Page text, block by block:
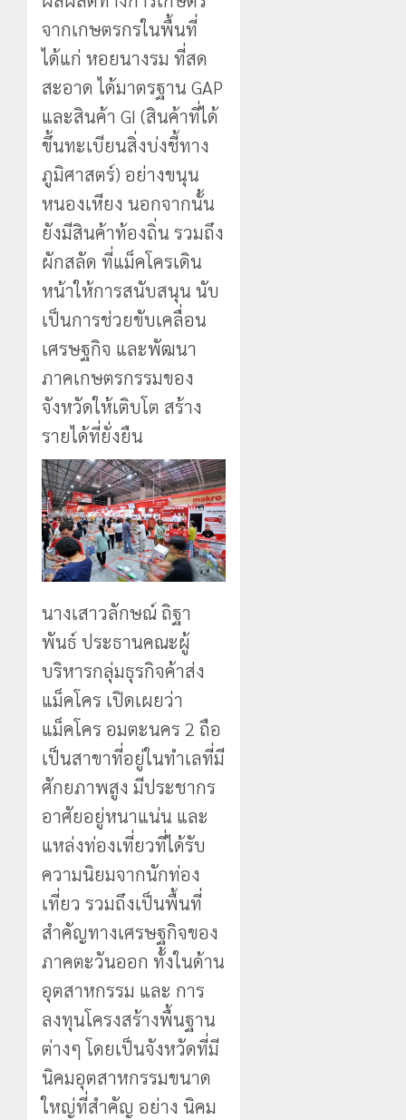
จากเกษตรกรในพื้นที่
ได้แก่ หอยนางรม ที่สด
สะอาด ได้มาตรฐาน GAP
และสินค้า GI (สินค้าที่ได้
ขึ้นทะเบียนสิ่งบ่งชี้ทาง
ภูมิศาสตร์) อย่างขนุน
หนองเหียง นอกจากนั้น
ยังมีสินค้าท้องถิ่น รวมถึง
ผักสลัด ที่แม็คโครเดิน
หน้าให้การสนับสนุน นับ
เป็นการช่วยขับเคลื่อน
เศรษฐกิจ และพัฒนา
ภาคเกษตรกรรมของ
จังหวัดให้เติบโต สร้าง
รายได้ที่ยั่งยืน
นางเสาวลักษณ์ ถิฐา
พันธ์ ประธานคณะผู้
บริหารกลุ่มธุรกิจค้าส่ง
แม็คโคร เปิดเผยว่า
แม็คโคร อมตะนคร 2 ถือ
เป็นสาขาที่อยู่ในทำเลที่มี
ศักยภาพสูง มีประชากร
อาศัยอยู่หนาแน่น และ
แหล่งท่องเที่ยวที่ได้รับ
ความนิยมจากนักท่อง
เที่ยว รวมถึงเป็นพื้นที่
สำคัญทางเศรษฐกิจของ
ภาคตะวันออก ทั้งในด้าน
อุตสาหกรรม และ การ
ลงทุนโครงสร้างพื้นฐาน
ต่างๆ โดยเป็นจังหวัดที่มี
นิคมอุตสาหกรรมขนาด
ใหญ่ที่สำคัญ อย่าง นิคม